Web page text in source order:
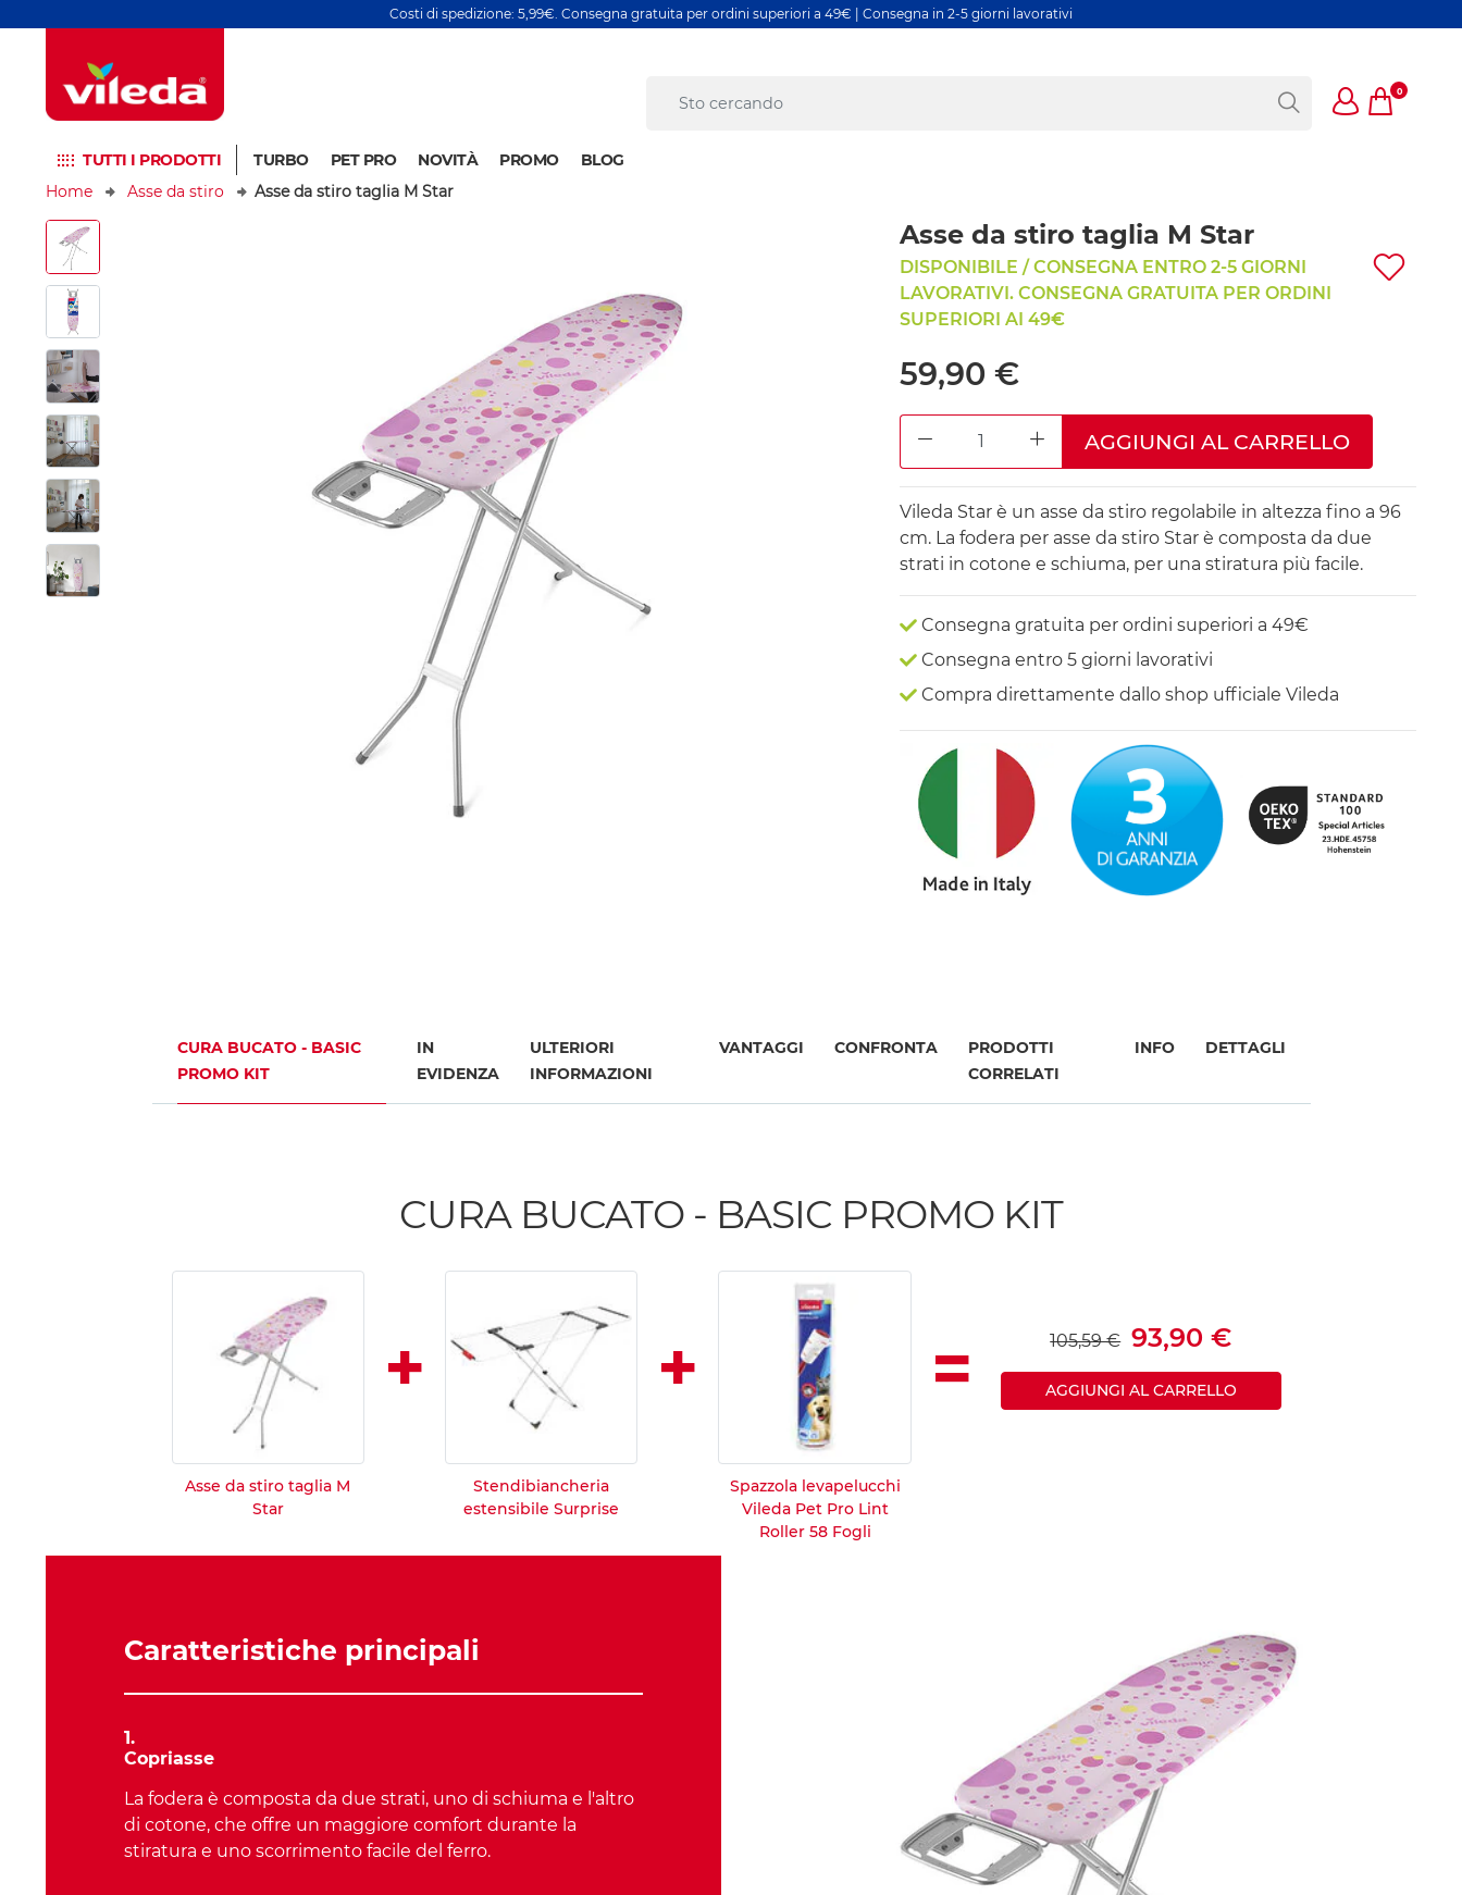
Costi di spedizione: 5,99€. Consegna gratuita per ordini superiori a 49€ | Consegna in 2-5 giorni lavorativi
0
TUTTI I PRODOTTI TURBO PET PRO NOVITÀ PROMO
BLOG
Home
Asse da stiro Asse da stiro taglia M Star
Asse da stiro taglia M Star
DISPONIBILE / CONSEGNA ENTRO 2-5 GIORNI
LAVORATIVI. CONSEGNA GRATUITA PER ORDINI
SUPERIORI AI 49€
59,90 €
DECREASE QUANTITYINCREASE QUANTITY
AGGIUNGI AL CARRELLO
Vileda Star è un asse da stiro regolabile in altezza fino a 96
cm. La fodera per asse da stiro Star è composta da due
strati in cotone e schiuma, per una stiratura più facile.
Consegna gratuita per ordini superiori a 49€
Consegna entro 5 giorni lavorativi
Compra direttamente dallo shop ufficiale Vileda
CURA BUCATO - BASIC
PROMO KIT
IN
EVIDENZA
ULTERIORI
INFORMAZIONI
VANTAGGI CONFRONTA
PRODOTTI
CORRELATI
INFO DETTAGLI
CURA BUCATO - BASIC PROMO KIT
Asse da stiro taglia M
Star
+
Stendibiancheria
estensibile Surprise
+
Spazzola levapelucchi
Vileda Pet Pro Lint
Roller 58 Fogli
= 105,59 € 93,90 €
AGGIUNGI AL CARRELLO
Caratteristiche principali
1.
Copriasse
La fodera è composta da due strati, uno di schiuma e l'altro
di cotone, che offre un maggiore comfort durante la
stiratura e uno scorrimento facile del ferro.